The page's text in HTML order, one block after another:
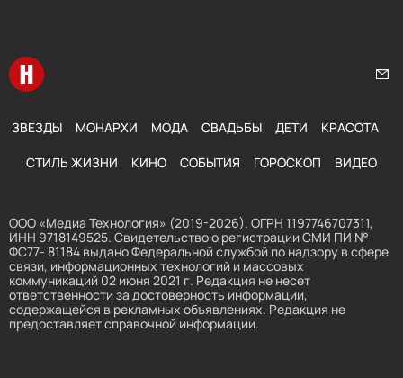
Перейти на главную
ЗВЕЗДЫ МОНАРХИ МОДА СВАДЬБЫ ДЕТИ КРАСОТА
СТИЛЬ ЖИЗНИ КИНО СОБЫТИЯ ГОРОСКОП ВИДЕО
ООО «Медиа Технология» (2019-2026). ОГРН 1197746707311,
ИНН 9718149525. Свидетельство о регистрации СМИ ПИ №
ФС77- 81184 выдано Федеральной службой по надзору в сфере
связи, информационных технологий и массовых
коммуникаций 02 июня 2021 г. Редакция не несет
ответственности за достоверность информации,
содержащейся в рекламных объявлениях. Редакция не
предоставляет справочной информации.